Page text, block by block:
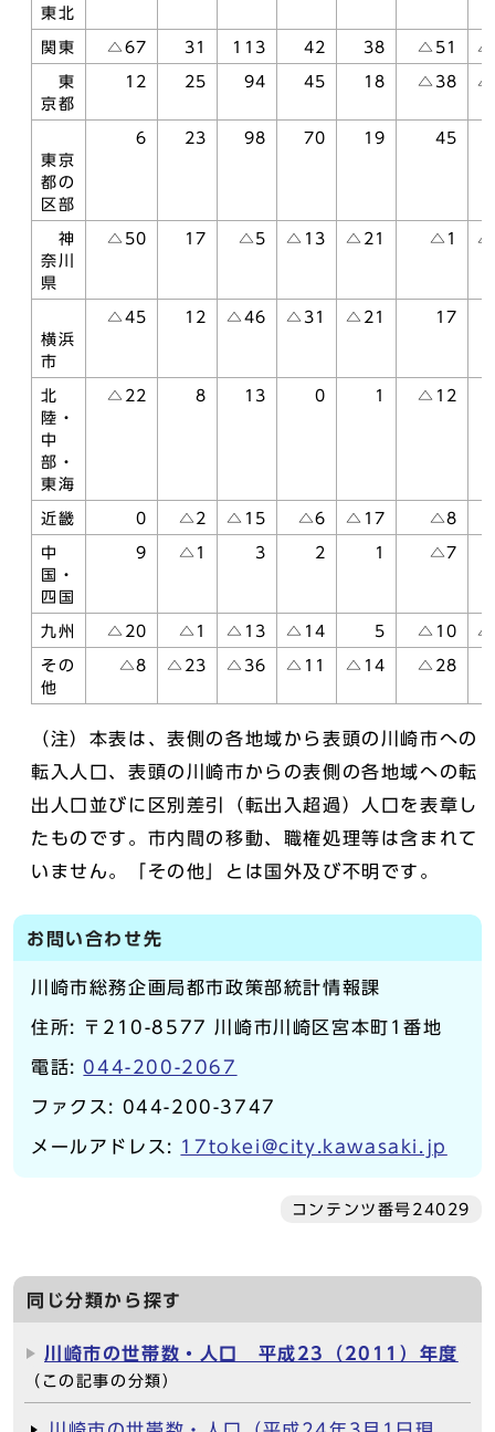
東北
関東 △67 31 113 42 38 △51
東
京都
12 25 94 45 18 △38
東京
都の
区部
6 23 98 70 19 45
神
奈川
県
△50 17 △5 △13 △21 △1
横浜
市
△45 12 △46 △31 △21 17
北
陸・
中
部・
東海
△22 8 13 0 1 △12
近畿 0 △2 △15 △6 △17 △8
中
国・
四国
9 △1 3 2 1 △7
九州 △20 △1 △13 △14 5 △10
その
他
△8 △23 △36 △11 △14 △28
（注）本表は、表側の各地域から表頭の川崎市への
転入人口、表頭の川崎市からの表側の各地域への転
出人口並びに区別差引（転出入超過）人口を表章し
たものです。市内間の移動、職権処理等は含まれて
いません。「その他」とは国外及び不明です。
お問い合わせ先
川崎市総務企画局都市政策部統計情報課
住所: 〒210-8577 川崎市川崎区宮本町1番地
電話: 044-200-2067
ファクス: 044-200-3747
メールアドレス: 17tokei@city.kawasaki.jp
コンテンツ番号24029
同じ分類から探す
川崎市の世帯数・人口 平成23（2011）年度
（この記事の分類）